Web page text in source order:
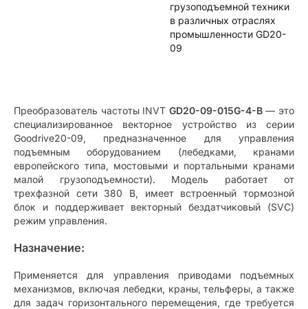
грузоподъемной техники
в различных отраслях
промышленности GD20-
09
Преобразователь частоты INVT GD20-09-015G-4-B— это
специализированное векторное устройство из серии
Goodrive20-09, предназначенное для управления
подъемным оборудованием (лебедками, кранами
европейского типа, мостовыми и портальными кранами
малой грузоподъемности). Модель работает от
трехфазной сети 380 В, имеет встроенный тормозной
блок и поддерживает векторный бездатчиковый (SVC)
режим управления.
Назначение:
Применяется для управления приводами подъемных
механизмов, включая лебедки, краны, тельферы, а также
для задач горизонтального перемещения, где требуется